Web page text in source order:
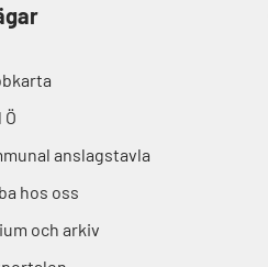
anslagstavla
hos oss
och arkiv